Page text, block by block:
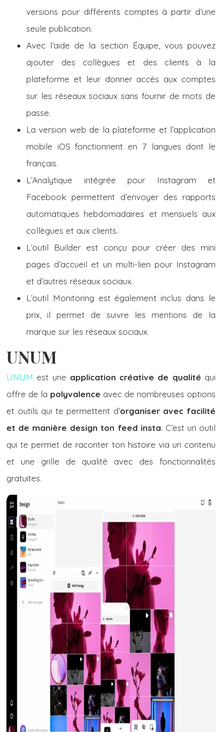
versions pour différents comptes à partir d’une
seule publication.
Avec l’aide de la section Équipe, vous pouvez
ajouter des collègues et des clients à la
plateforme et leur donner accès aux comptes
sur les réseaux sociaux sans fournir de mots de
passe.
La version web de la plateforme et l’application
mobile iOS fonctionnent en 7 langues dont le
français.
L’Analytique intégrée pour Instagram et
Facebook permettent d’envoyer des rapports
automatiques hebdomadaires et mensuels aux
collègues et aux clients.
L’outil Builder est conçu pour créer des mini
pages d’accueil et un multi-lien pour Instagram
et d’autres réseaux sociaux.
L’outil Monitoring est également inclus dans le
prix, il permet de suivre les mentions de la
marque sur les réseaux sociaux.
UNUM
UNUM est une application créative de qualité qui
offre de la polyvalence avec de nombreuses options
et outils qui te permettent d’organiser avec facilité
et de manière design ton feed insta. C’est un outil
qui te permet de raconter ton histoire via un contenu
et une grille de qualité avec des fonctionnalités
gratuites.